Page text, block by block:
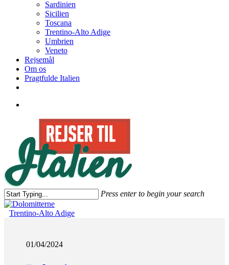
Sardinien
Sicilien
Toscana
Trentino-Alto Adige
Umbrien
Veneto
Rejsemål
Om os
Pragtfulde Italien
Press enter to begin your search
Close
Search
Trentino-Alto Adige
01/04/2024